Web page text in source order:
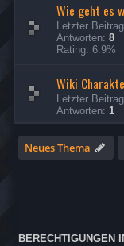
Wie geht es
Letzter
Antworten: 8
Rating: 6.9%
Wiki
Letzter
Antworten: 1
Neues Thema
BERECHTIGUNGEN